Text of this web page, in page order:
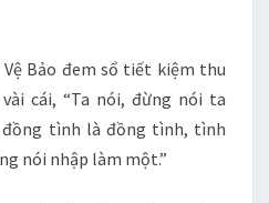
Vệ Bảo đem sổ tiết kiệm thu
cái, “Ta nói, đừng nói ta
đồng tình là đồng tình, tình
nói nhập làm một.”